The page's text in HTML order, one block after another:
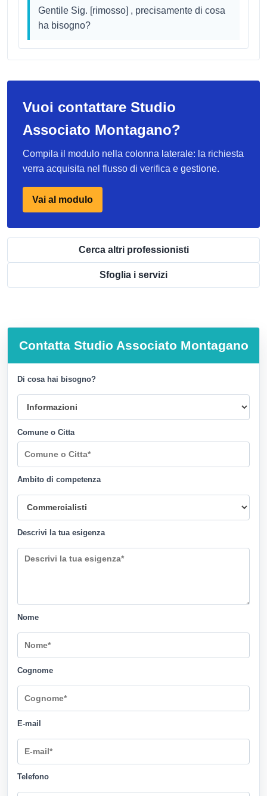
Gentile Sig. [rimosso] , precisamente di cosa
ha bisogno?
Vuoi contattare Studio
Associato Montagano?
Compila il modulo nella colonna laterale: la richiesta
verra acquisita nel flusso di verifica e gestione.
Vai al modulo
Cerca altri professionisti
Sfoglia i servizi
Contatta Studio Associato Montagano
Di cosa hai bisogno?
Comune o Citta
Ambito di competenza
Descrivi la tua esigenza
Nome
Cognome
E-mail
Telefono